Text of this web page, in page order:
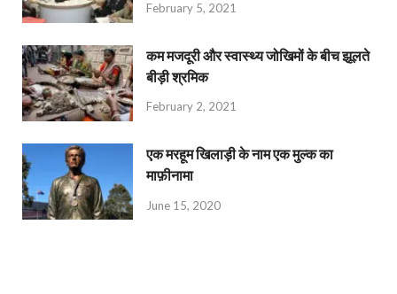
February 5, 2021
कम मजदूरी और स्वास्थ्य जोखिमों के बीच झूलते
बीड़ी श्रमिक
February 2, 2021
एक मरहूम खिलाड़ी के नाम एक मुल्क का
माफ़ीनामा
June 15, 2020